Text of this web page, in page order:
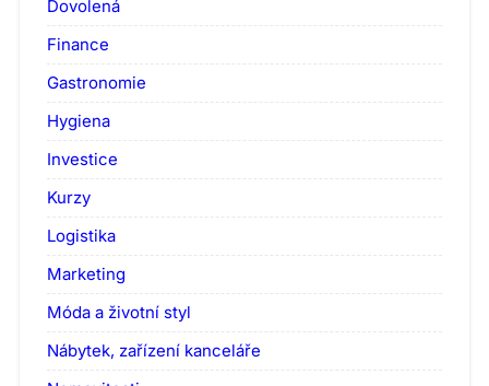
Dovolená
Finance
Gastronomie
Hygiena
Investice
Kurzy
Logistika
Marketing
Móda a životní styl
Nábytek, zařízení kanceláře